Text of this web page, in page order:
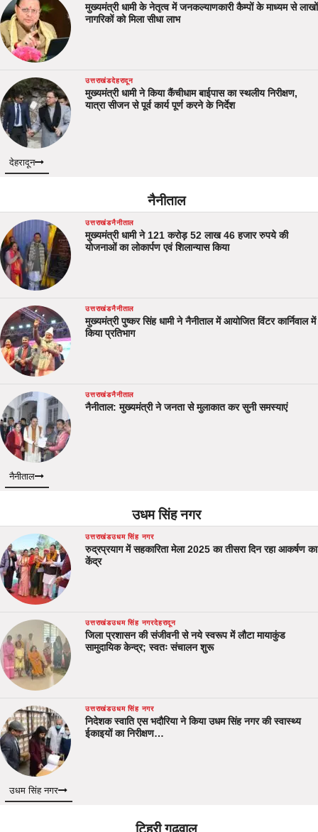
मुख्यमंत्री धामी के नेतृत्व में जनकल्याणकारी कैम्पों के माध्यम से लाखों
नागरिकों को मिला सीधा लाभ
उत्तराखंडदेहरादून
मुख्यमंत्री धामी ने किया कैंचीधाम बाईपास का स्थलीय निरीक्षण,
यात्रा सीजन से पूर्व कार्य पूर्ण करने के निर्देश
देहरादून
नैनीताल
उत्तराखंडनैनीताल
मुख्यमंत्री धामी ने 121 करोड़ 52 लाख 46 हजार रुपये की
योजनाओं का लोकार्पण एवं शिलान्यास किया
उत्तराखंडनैनीताल
मुख्यमंत्री पुष्कर सिंह धामी ने नैनीताल में आयोजित विंटर कार्निवाल में
किया प्रतिभाग
उत्तराखंडनैनीताल
नैनीताल: मुख्यमंत्री ने जनता से मुलाकात कर सुनी समस्याएं
नैनीताल
उधम सिंह नगर
उत्तराखंडउधम सिंह नगर
रुद्रप्रयाग में सहकारिता मेला 2025 का तीसरा दिन रहा आकर्षण का
केंद्र
उत्तराखंडउधम सिंह नगरदेहरादून
जिला प्रशासन की संजीवनी से नये स्वरूप में लौटा मायाकुंड
सामुदायिक केन्द्र; स्वतः संचालन शुरू
उत्तराखंडउधम सिंह नगर
निदेशक स्वाति एस भदौरिया ने किया उधम सिंह नगर की स्वास्थ्य
ईकाइयों का निरीक्षण…
उधम सिंह नगर